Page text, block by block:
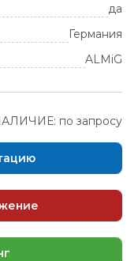
да
Германия
ALMiG
по запросу